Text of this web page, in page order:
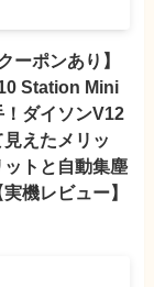
ーポンあり】
Station Mini
ダイソンV12
えたメリッ
ットと自動集塵
機レビュー】